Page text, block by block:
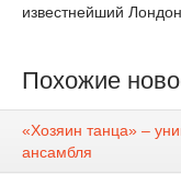
известнейший
Похожие
«Хозяин танца» –
ансамбля